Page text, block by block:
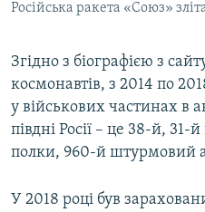
Російська ракета «Союз»
Згідно з біографією з
космонавтів, з 2014 по
у військових частинах в
півдні Росії – це 38-й, 31-
полки, 960-й штурмовий
У 2018 році був